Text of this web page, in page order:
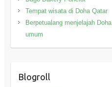
Tempat wisata di Doha Qatar
Berpetualang menjelajah
umum
Blogroll